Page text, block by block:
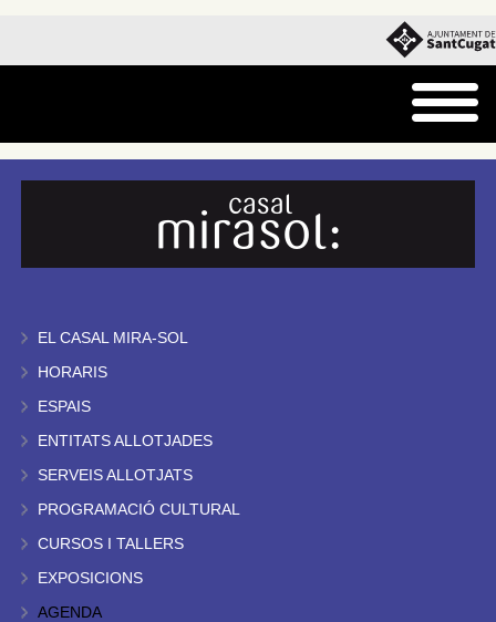
EL CASAL MIRA-SOL
HORARIS
ESPAIS
ENTITATS ALLOTJADES
SERVEIS ALLOTJATS
PROGRAMACIÓ CULTURAL
CURSOS I TALLERS
EXPOSICIONS
AGENDA